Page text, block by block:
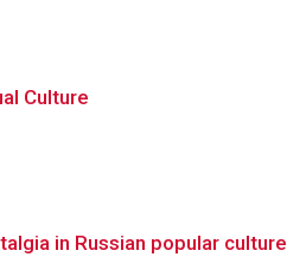
Culture
in Russian popular culture